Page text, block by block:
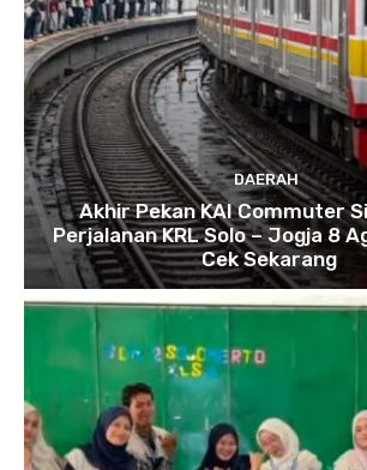
DAERAH
Akhir Pekan KAI Commuter
Perjalanan KRL Solo – Jogja 8
Cek Sekarang